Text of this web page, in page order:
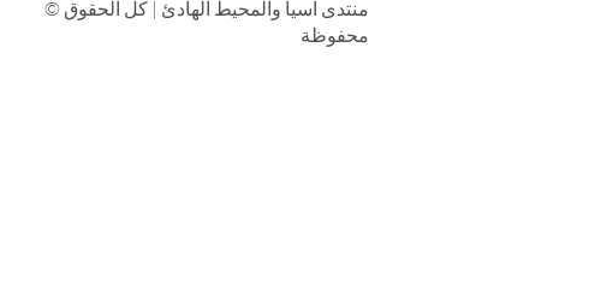
© منتدى آسيا والمحيط الهادئ | كل الحقوق
محفوظة